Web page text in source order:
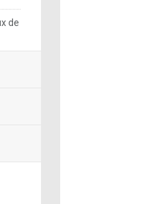
de